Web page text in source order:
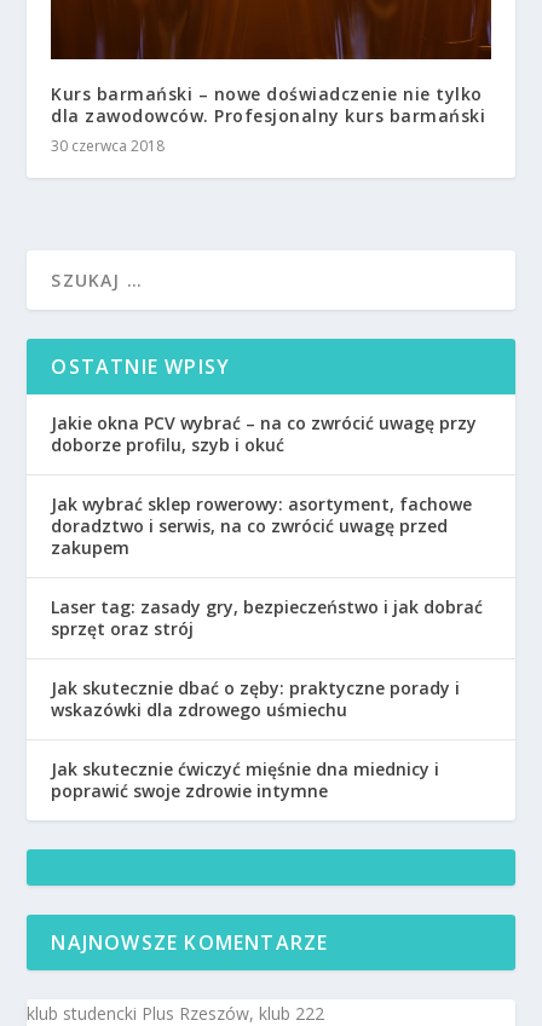
Kurs barmański – nowe doświadczenie nie tylko
dla zawodowców. Profesjonalny kurs barmański
30 czerwca 2018
OSTATNIE WPISY
Jakie okna PCV wybrać – na co zwrócić uwagę przy
doborze profilu, szyb i okuć
Jak wybrać sklep rowerowy: asortyment, fachowe
doradztwo i serwis, na co zwrócić uwagę przed
zakupem
Laser tag: zasady gry, bezpieczeństwo i jak dobrać
sprzęt oraz strój
Jak skutecznie dbać o zęby: praktyczne porady i
wskazówki dla zdrowego uśmiechu
Jak skutecznie ćwiczyć mięśnie dna miednicy i
poprawić swoje zdrowie intymne
NAJNOWSZE KOMENTARZE
klub studencki Plus Rzeszów, klub 222